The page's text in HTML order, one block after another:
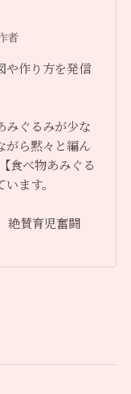
者
や作り方を発信
みぐるみが少な
がら黙々と編ん
食べ物あみぐる
ます。
絶賛育児奮闘